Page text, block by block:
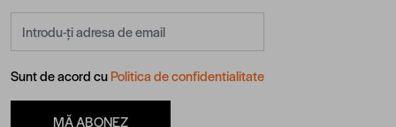
Sunt de acord cuPolitica de confidentialitate
MĂ ABONEZ